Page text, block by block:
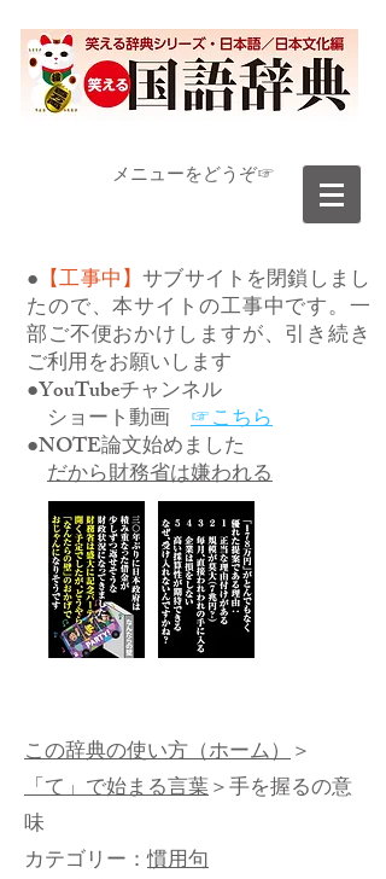
​メニューをどうぞ☞
● 【工事中】サブサイトを閉鎖しまし
たので、本サイトの工事中です。一
部ご不便おかけしますが、引き続き
ご利用をお願いします
●YouTubeチャンネル
ショート動画 ☞こちら
●NOTE論文始めました
だから財務省は嫌われる
この辞典の使い方（ホーム）＞
「て」で始まる言葉＞手を握るの意
味
カテゴリー：慣用句